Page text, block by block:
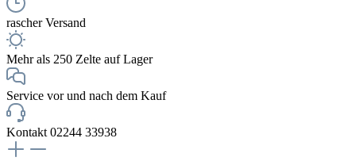
rascher Versand
Mehr als 250 Zelte auf Lager
Service vor und nach dem Kauf
Kontakt 02244 33938